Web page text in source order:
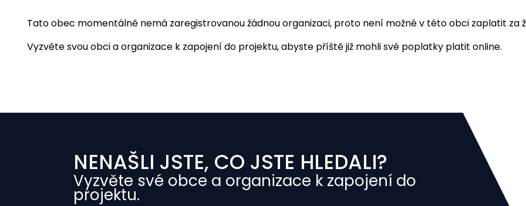
Tato obec momentálně nemá zaregistrovanou žádnou organizaci, proto není možné v této obci zaplatit za
Vyzvěte svou obci a organizace k zapojení do projektu, abyste příště již mohli své poplatky platit online.
NENAŠLI JSTE, CO JSTE HLEDALI?
Vyzvěte své obce a organizace k zapojení do
projektu.